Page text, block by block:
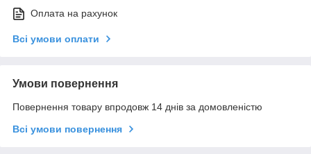
Оплата на рахунок
Всі умови оплати
Умови повернення
Повернення товару впродовж 14 днів за домовленістю
Всі умови повернення